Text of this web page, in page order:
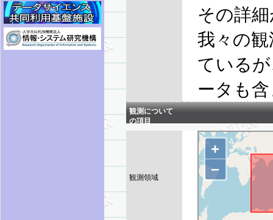
その詳
我々の
ている
ータも
観測について
の項目
観測領域